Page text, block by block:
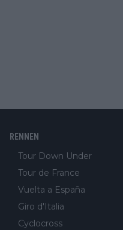
RENNEN
Tour Down Under
Tour de France
Vuelta a España
Giro d'Italia
Cyclocross